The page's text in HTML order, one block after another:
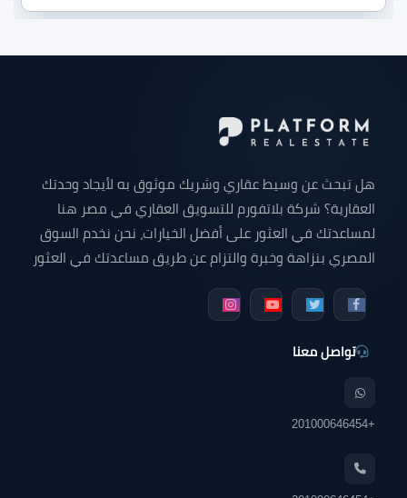
هل تبحث عن وسيط عقاري وشريك موثوق به لأيجاد وحدتك
العقارية؟ شركة بلاتفورم للتسويق العقاري في مصر هنا
لمساعدتك في العثور على أفضل الخيارات، نحن نخدم السوق
المصري بنزاهة وخبرة والتزام عن طريق مساعدتك في العثور
دوبلكس للبيع - فيلا للبيع - محل تجاري - مكتب إداري - عيادة
تواصل معنا
+201000646454